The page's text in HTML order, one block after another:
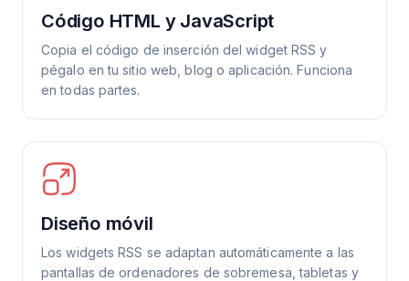
Código HTML y JavaScript
Copia el código de inserción del widget RSS y
pégalo en tu sitio web, blog o aplicación. Funciona
en todas partes.
Diseño móvil
Los widgets RSS se adaptan automáticamente a las
pantallas de ordenadores de sobremesa, tabletas y